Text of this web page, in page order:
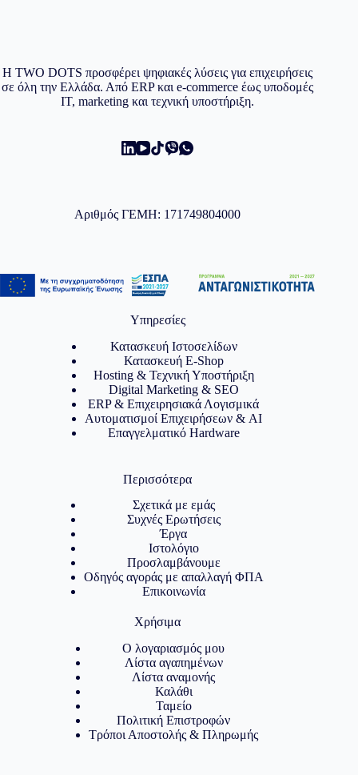
Η TWO DOTS προσφέρει ψηφιακές λύσεις για επιχειρήσεις
σε όλη την Ελλάδα. Από ERP και e-commerce έως υποδομές
IT, marketing και τεχνική υποστήριξη.
Αριθμός ΓΕΜΗ: 171749804000
Υπηρεσίες
Κατασκευή Ιστοσελίδων
Κατασκευή E-Shop
Hosting & Τεχνική Υποστήριξη
Digital Marketing & SEO
ERP & Επιχειρησιακά Λογισμικά
Αυτοματισμοί Επιχειρήσεων & AI
Επαγγελματικό Hardware
Περισσότερα
Σχετικά με εμάς
Συχνές Ερωτήσεις
Έργα
Ιστολόγιο
Προσλαμβάνουμε
Οδηγός αγοράς με απαλλαγή ΦΠΑ
Επικοινωνία
Χρήσιμα
Ο λογαριασμός μου
Λίστα αγαπημένων
Λίστα αναμονής
Καλάθι
Ταμείο
Πολιτική Επιστροφών
Τρόποι Αποστολής & Πληρωμής